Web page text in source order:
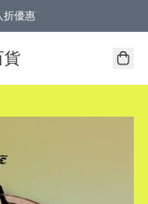
折優惠
貨